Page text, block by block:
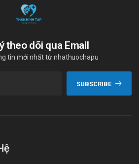
theo dõi qua Email
tin mới nhất từ nhathuochapu
SUBSCRIBE